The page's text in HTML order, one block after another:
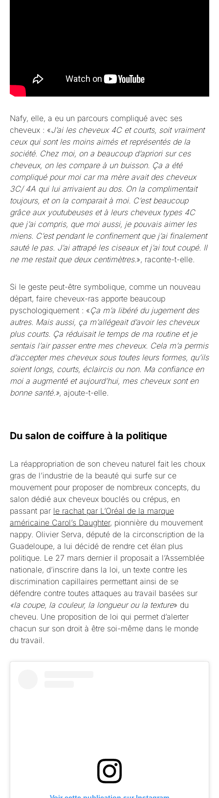
Nafy, elle, a eu un parcours compliqué avec ses
cheveux : «J’ai les cheveux 4C et courts, soit vraiment
ceux qui sont les moins aimés et représentés de la
société. Chez moi, on a beaucoup d’apriori sur ces
cheveux, on les compare à un buisson. Ça a été
compliqué pour moi car ma mère avait des cheveux
3C/ 4A qui lui arrivaient au dos. On la complimentait
toujours, et on la comparait à moi. C’est beaucoup
grâce aux youtubeuses et à leurs cheveux types 4C
que j’ai compris, que moi aussi, je pouvais aimer les
miens. C’est pendant le confinement que j’ai finalement
sauté le pas. J’ai attrapé les ciseaux et j’ai tout coupé. Il
ne me restait que deux centimètres. », raconte-t-elle.
Si le geste peut-être symbolique, comme un nouveau
départ, faire cheveux-ras apporte beaucoup
pyschologiquement : «Ça m’a libéré du jugement des
autres. Mais aussi, ça m’allégeait d’avoir les cheveux
plus courts. Ça réduisait le temps de ma routine et je
sentais l’air passer entre mes cheveux. Cela m’a permis
d’accepter mes cheveux sous toutes leurs formes, qu’ils
soient longs, courts, éclaircis ou non. Ma confiance en
moi a augmenté et aujourd’hui, mes cheveux sont en
bonne santé.», ajoute-t-elle
Du salon de coiffure à la politique
La réappropriation de son cheveu naturel fait les choux
gras de l’industrie de la beauté qui surfe sur ce
mouvement pour proposer de nombreux concepts, du
salon dédié aux cheveux bouclés ou crépus, en
passant par le rachat par L’Oréal de la marque
américaine Carol’s Daughter, pionnière du mouvement
nappy. Olivier Serva, député de la circonscription de la
Guadeloupe, a lui décidé de rendre cet élan plus
politique. Le 27 mars dernier il proposait a l’Assemblée
nationale, d’inscrire dans la loi, un texte contre les
discrimination capillaires permettant ainsi de se
défendre contre toutes attaques au travail basées sur
«la coupe, la couleur, la longueur ou la texture» du
cheveu. Une proposition de loi qui permet d’alerter
chacun sur son droit à être soi-même dans le monde
du travail.